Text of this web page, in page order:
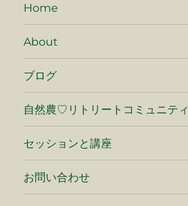
Home
About
ブログ
自然農♡リトリートコミュニティ
セッションと講座
お問い合わせ